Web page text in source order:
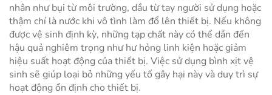
nhân như bụi từ môi trường, dầu từ tay người sử dụng hoặc
thậm chí là nước khi vô tình làm đổ lên thiết bị. Nếu không
được vệ sinh định kỳ, những tạp chất này có thể dẫn đến
hậu quả nghiêm trọng như hư hỏng linh kiện hoặc giảm
hiệu suất hoạt động của thiết bị. Việc sử dụng bình xịt vệ
sinh sẽ giúp loại bỏ những yếu tố gây hại này và duy trì sự
hoạt động ổn định cho thiết bị.